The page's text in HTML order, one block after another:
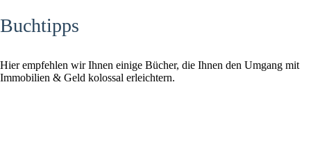
Buchtipps
Hier empfehlen wir Ihnen einige Bücher, die Ihnen den Umgang mit
Immobilien & Geld kolossal erleichtern.